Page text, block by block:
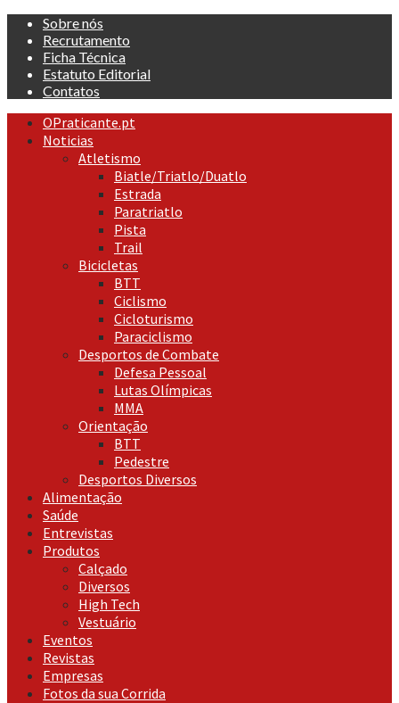
Skip
content
Sobre nós
Recrutamento
Ficha Técnica
Estatuto Editorial
Contatos
Primary
Menu
OPraticante.pt
Noticias
Atletismo
Biatle/Triatlo/Duatlo
Estrada
Paratriatlo
Pista
Trail
Bicicletas
BTT
Ciclismo
Cicloturismo
Paraciclismo
Desportos de Combate
Defesa Pessoal
Lutas Olímpicas
MMA
Orientação
BTT
Pedestre
Desportos Diversos
Alimentação
Saúde
Entrevistas
Produtos
Calçado
Diversos
High Tech
Vestuário
Eventos
Revistas
Empresas
Fotos da sua Corrida